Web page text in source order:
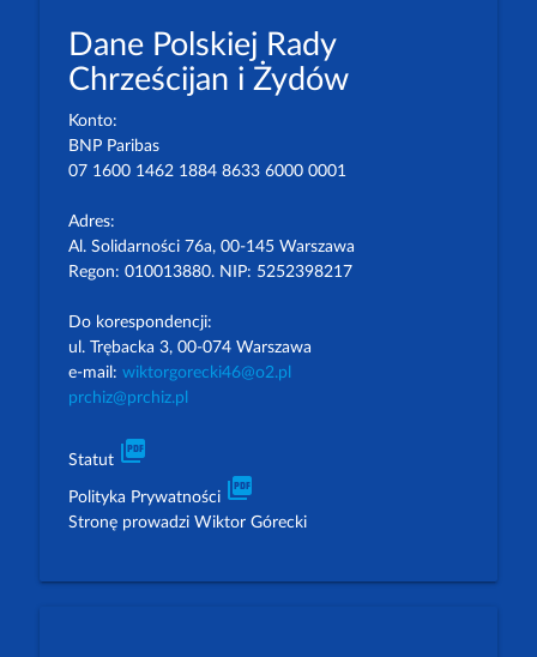
Dane Polskiej Rady
Chrześcijan i Żydów
Konto:
BNP Paribas
07 1600 1462 1884 8633 6000 0001
Adres:
Al. Solidarności 76a, 00-145 Warszawa
Regon: 010013880. NIP: 5252398217
Do korespondencji:
ul. Trębacka 3, 00-074 Warszawa
e-mail: wiktorgorecki46@o2.pl
prchiz@prchiz.pl
Statut picture_as_pdf
Polityka Prywatności picture_as_pdf
Stronę prowadzi Wiktor Górecki